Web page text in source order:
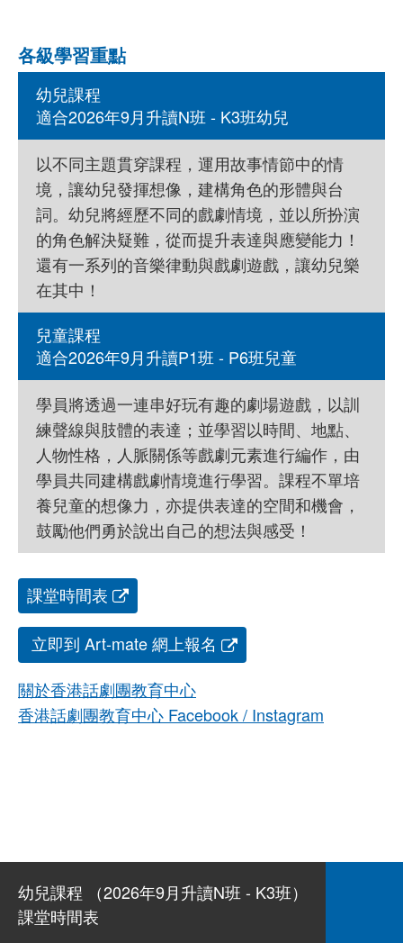
各級學習重點
幼兒課程
適合2026年9月升讀N班 - K3班幼兒
以不同主題貫穿課程，運用故事情節中的情
境，讓幼兒發揮想像，建構角色的形體與台
詞。幼兒將經歷不同的戲劇情境，並以所扮演
的角色解決疑難，從而提升表達與應變能力！
還有一系列的音樂律動與戲劇遊戲，讓幼兒樂
在其中！
兒童課程
適合2026年9月升讀P1班 - P6班兒童
學員將透過一連串好玩有趣的劇場遊戲，以訓
練聲線與肢體的表達；並學習以時間、地點、
人物性格，人脈關係等戲劇元素進行編作，由
學員共同建構戲劇情境進行學習。課程不單培
養兒童的想像力，亦提供表達的空間和機會，
鼓勵他們勇於說出自己的想法與感受！
課堂時間表
立即到 Art-mate 網上報名
關於香港話劇團教育中心
香港話劇團教育中心 Facebook / Instagram
幼兒課程 （2026年9月升讀N班 - K3班）
課堂時間表